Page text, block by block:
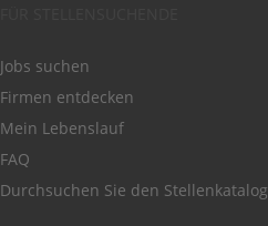
Jobs suchen
Firmen entdecken
Mein Lebenslauf
FAQ
Durchsuchen Sie den Stellenkatalog